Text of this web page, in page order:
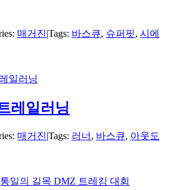
매거진|Tags: 바스큐, 슈퍼핏, 시에
일러닝
레일러닝
매거진|Tags: 러너 , 바스큐, 아웃도
일의 길목 DMZ 트레킹 대회